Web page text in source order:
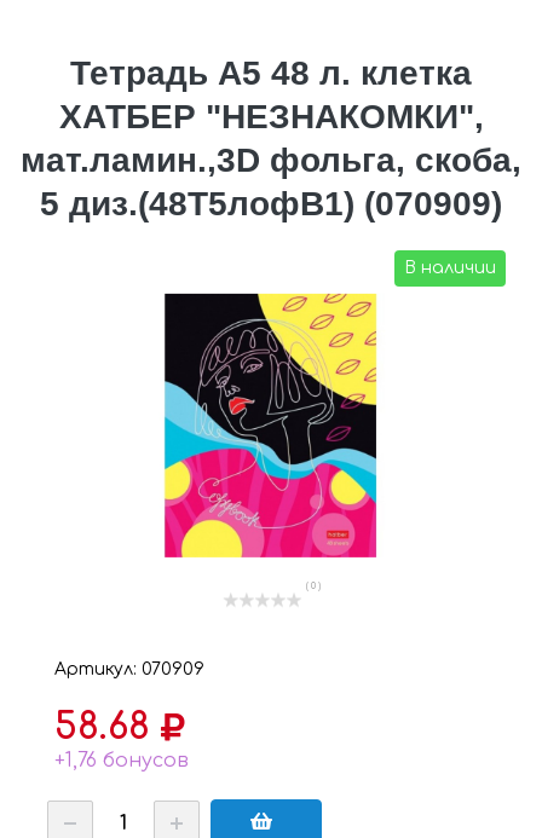
Тетрадь А5 48 л. клетка
ХАТБЕР "НЕЗНАКОМКИ",
мат.ламин.,3D фольга, скоба,
5 диз.(48Т5лофВ1) (070909)
В наличии
( 0 )
Артикул: 070909
58.68
+1,76 бонусов